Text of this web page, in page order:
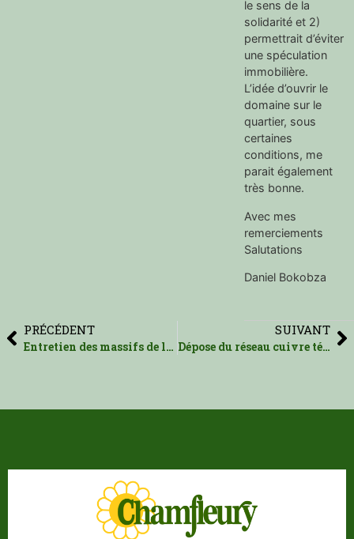
le sens de la
solidarité et 2)
permettrait d’éviter
une spéculation
immobilière.
L’idée d’ouvrir le
domaine sur le
quartier, sous
certaines
conditions, me
parait également
très bonne.
Avec mes
remerciements
Salutations
Daniel Bokobza
PRÉCÉDENT
Entretien des massifs de la Coulée Verte
SUIVANT
Dépose du réseau cuivre téléphone/internet dans la Résidence